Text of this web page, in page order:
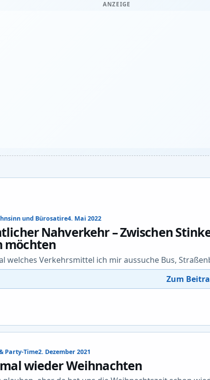
ANZEIGE
und Bürosatire4. Mai 2022
Nahverkehr – Zwischen
möchten
welches Verkehrsmittel ich mir aussuche Bus,
Zum
Party-Time2. Dezember 2021
mal wieder Weihnachten